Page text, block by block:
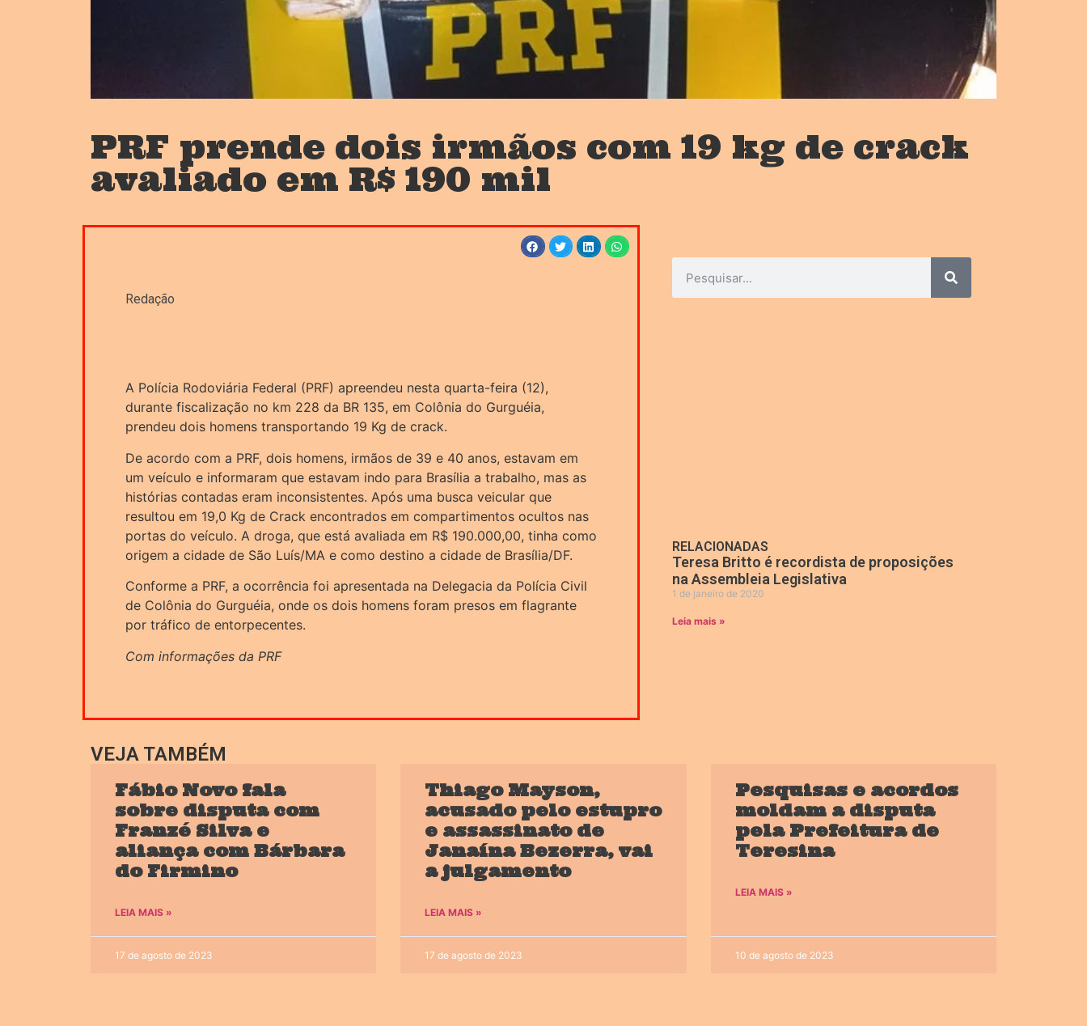
PRF prende dois irmãos com 19 kg de crack
avaliado em R$ 190 mil
Redação
A Polícia Rodoviária Federal (PRF) apreendeu nesta quarta-feira (12),
durante fiscalização no km 228 da BR 135, em Colônia do Gurguéia,
prendeu dois homens transportando 19 Kg de crack.
De acordo com a PRF, dois homens, irmãos de 39 e 40 anos, estavam em
um veículo e informaram que estavam indo para Brasília a trabalho, mas as
histórias contadas eram inconsistentes. Após uma busca veicular que
resultou em 19,0 Kg de Crack encontrados em compartimentos ocultos nas
portas do veículo. A droga, que está avaliada em R$ 190.000,00, tinha como
origem a cidade de São Luís/MA e como destino a cidade de Brasília/DF.
Conforme a PRF, a ocorrência foi apresentada na Delegacia da Polícia Civil
de Colônia do Gurguéia, onde os dois homens foram presos em flagrante
por tráfico de entorpecentes.
Com informações da PRF
RELACIONADAS
Teresa Britto é recordista de proposições
na Assembleia Legislativa
1 de janeiro de 2020
Leia mais »
VEJA TAMBÉM
Fábio Novo fala
sobre disputa com
Franzé Silva e
aliança com Bárbara
do Firmino
LEIA MAIS »
17 de agosto de 2023
Thiago Mayson,
acusado pelo estupro
e assassinato de
Janaína Bezerra, vai
a julgamento
LEIA MAIS »
17 de agosto de 2023
Pesquisas e acordos
moldam a disputa
pela Prefeitura de
Teresina
LEIA MAIS »
10 de agosto de 2023